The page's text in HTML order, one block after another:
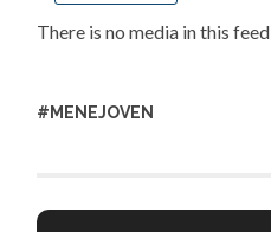
There is no media in this feed
#MENEJOVEN